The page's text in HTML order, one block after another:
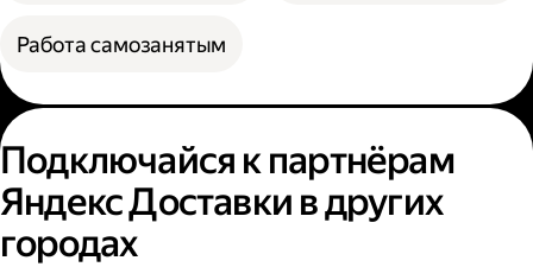
Работа самозанятым
Подключайся к партнёрам
Яндекс Доставки в других
городах